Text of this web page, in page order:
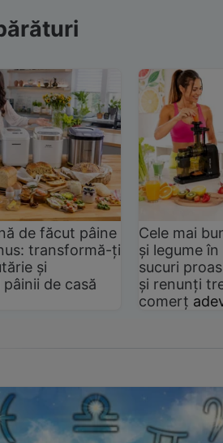
de făcut pâine
transformă-ți
și
de casă
Cele mai
și legume
sucuri
și renunți
comerț